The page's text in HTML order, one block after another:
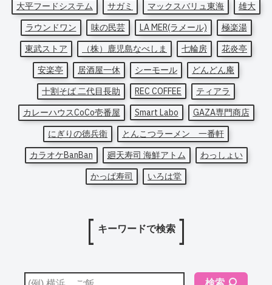
大平フードシステム
サガミ マックスバリュ東海
雄大
ラウンドワン
味の民芸 LA MER(ラメール)
極楽湯
東武ストア
（株）鹿児島なべしま 七輪房
花炎亭
安楽亭
居酒屋一休 シーモール
どんどん庵
十割そば 二代目長助
REC COFFEE
ティアラ
カレーハウスCoCo壱番屋
Smart Labo
GAZA専門商店
にぎりの徳兵衛
とんこつラーメン 一番軒
カラオケBanBan
廻天寿司 海鮮アトム
わっしょい
かっぱ寿司
いろは堂
キーワードで検索